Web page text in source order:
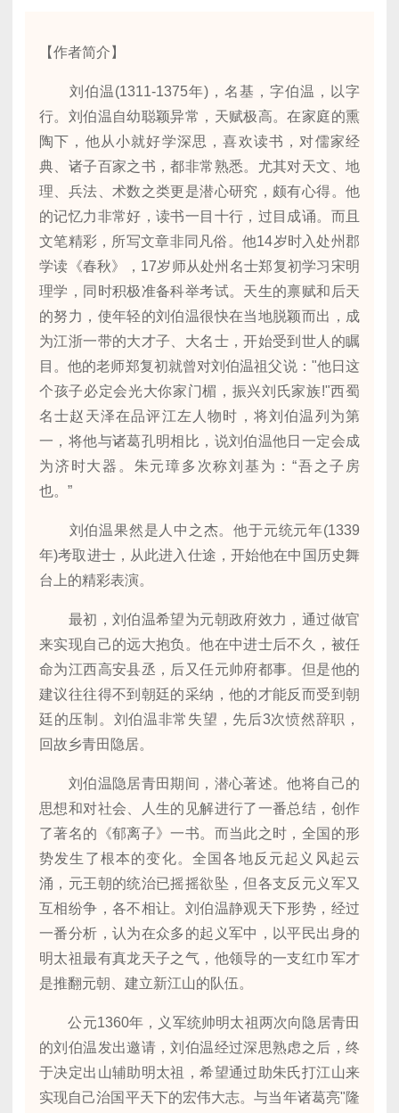
【作者简介】
刘伯温(1311-1375年)，名基，字伯温，以字
行。刘伯温自幼聪颖异常，天赋极高。在家庭的熏
陶下，他从小就好学深思，喜欢读书，对儒家经
典、诸子百家之书，都非常熟悉。尤其对天文、地
理、兵法、术数之类更是潜心研究，颇有心得。他
的记忆力非常好，读书一目十行，过目成诵。而且
文笔精彩，所写文章非同凡俗。他14岁时入处州郡
学读《春秋》，17岁师从处州名士郑复初学习宋明
理学，同时积极准备科举考试。天生的禀赋和后天
的努力，使年轻的刘伯温很快在当地脱颖而出，成
为江浙一带的大才子、大名士，开始受到世人的瞩
目。他的老师郑复初就曾对刘伯温祖父说："他日这
个孩子必定会光大你家门楣，振兴刘氏家族!"西蜀
名士赵天泽在品评江左人物时，将刘伯温列为第
一，将他与诸葛孔明相比，说刘伯温他日一定会成
为济时大器。朱元璋多次称刘基为：“吾之子房
也。”
刘伯温果然是人中之杰。他于元统元年(1339
年)考取进士，从此进入仕途，开始他在中国历史舞
台上的精彩表演。
最初，刘伯温希望为元朝政府效力，通过做官
来实现自己的远大抱负。他在中进士后不久，被任
命为江西高安县丞，后又任元帅府都事。但是他的
建议往往得不到朝廷的采纳，他的才能反而受到朝
廷的压制。刘伯温非常失望，先后3次愤然辞职，
回故乡青田隐居。
刘伯温隐居青田期间，潜心著述。他将自己的
思想和对社会、人生的见解进行了一番总结，创作
了著名的《郁离子》一书。而当此之时，全国的形
势发生了根本的变化。全国各地反元起义风起云
涌，元王朝的统治已摇摇欲坠，但各支反元义军又
互相纷争，各不相让。刘伯温静观天下形势，经过
一番分析，认为在众多的起义军中，以平民出身的
明太祖最有真龙天子之气，他领导的一支红巾军才
是推翻元朝、建立新江山的队伍。
公元1360年，义军统帅明太祖两次向隐居青田
的刘伯温发出邀请，刘伯温经过深思熟虑之后，终
于决定出山辅助明太祖，希望通过助朱氏打江山来
实现自己治国平天下的宏伟大志。与当年诸葛亮"隆